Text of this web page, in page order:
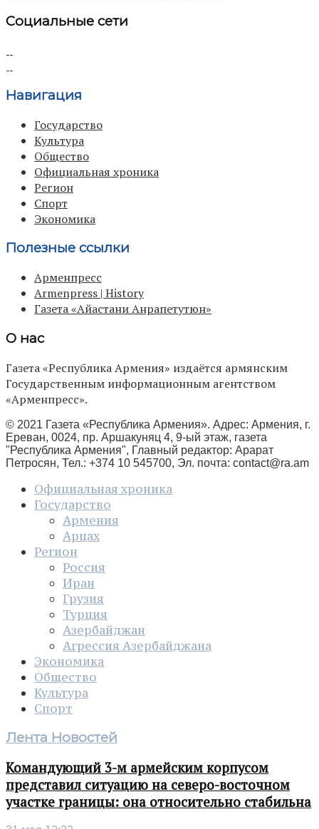
Социальные сети
Навигация
Государство
Культура
Общество
Официальная хроника
Регион
Спорт
Экономика
Полезные ссылки
Арменпресс
Armenpress | History
Газета «Айастани Анрапетутюн»
О нас
Газета «Республика Армения» издаётся армянским
Государственным информационным агентством
«Арменпресс».
© 2021 Газета «Республика Армения». Адрес: Армения, г.
Ереван, 0024, пр. Аршакуняц 4, 9-ый этаж, газета
"Республика Армения", Главный редактор: Арарат
Петросян, Тел.: +374 10 545700, Эл. почта: contact@ra.am
Официальная хроника
Государство
Армения
Арцах
Регион
Россия
Иран
Грузия
Турция
Азербайджан
Агрессия Азербайджана
Экономика
Общество
Культура
Спорт
Лента Новостей
Командующий 3-м армейским корпусом
представил ситуацию на северо-восточном
участке границы: она относительно стабильна